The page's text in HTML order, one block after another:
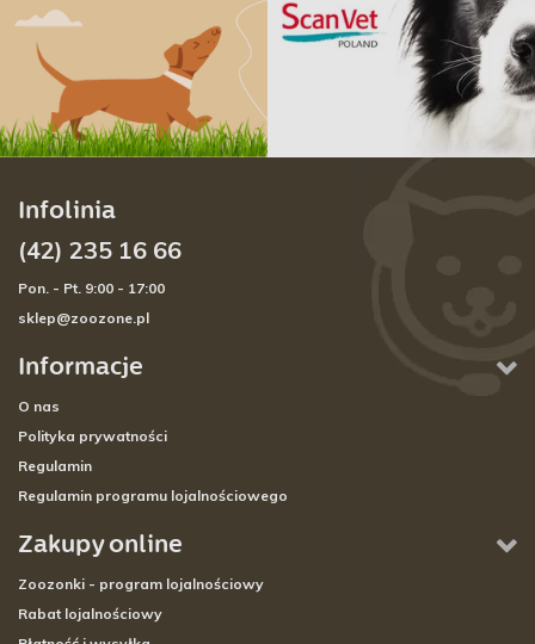
Informacje
O nas
Polityka prywatności
Regulamin
Regulamin programu lojalnościowego
Zakupy online
Zoozonki - program lojalnościowy
Rabat lojalnościowy
Infolinia
(42) 235 16 66
Pon. - Pt. 9:00 - 17:00
sklep@zoozone.pl